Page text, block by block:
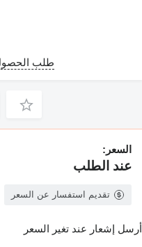
طلب
السعر:
عند الطلب
تقديم استفسار عن السعر
أرسل إشعار عند تغير السعر